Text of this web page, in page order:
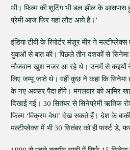
थी। फिल्म की शूटिंग भी डल झील के आसपास
प्रेमी आज फिर यहां लौट आये हैं।’
इंडिया टीवी के रिपोर्टर मंज़ूर मीर ने
युवाओं से बात की। पिछले तीन दशकों से
नौजवान खुश नजर आ रहे थे। उनमें से कइयों
लिए जम्मू जाते थे। वहीं कुछ ने कहा कि
के नए अवसर पैदा होंगे। मंगलवार को आमिर
दिखाई गई। 30 सितंबर से सिनेप्रेमी ऋतिक
फिल्म ‘विक्रम वेधा’ देख सकते हैं। देश के
मल्टीप्लेक्स में भी 30 सितंबर को ही फर्स्ट डे,